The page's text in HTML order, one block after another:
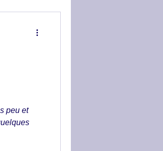
peu et